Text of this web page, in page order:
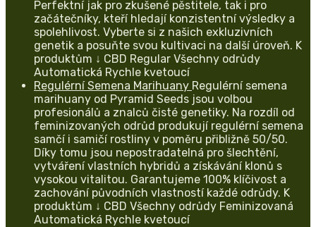
Perfektní jak pro zkušené pěstitele, tak i pro
začátečníky, kteří hledají konzistentní výsledky a
spolehlivost. Vyberte si z našich exkluzivních
genetik a posuňte svou kultivaci na další úroveň. K
produktům ↓ CBD Regular Všechny odrůdy
Automatická Rychle kvetoucí
Regulérní Semena Marihuany Regulérní semena
marihuany od Pyramid Seeds jsou volbou
profesionálů a znalců čisté genetiky. Na rozdíl od
feminizovaných odrůd produkují regulérní semena
samčí i samičí rostliny v poměru přibližně 50/50.
Díky tomu jsou nepostradatelná pro šlechtění,
vytváření vlastních hybridů a získávání klonů s
vysokou vitalitou. Garantujeme 100% klíčivost a
zachování původních vlastností každé odrůdy. K
produktům ↓ CBD Všechny odrůdy Feminizovaná
Automatická Rychle kvetoucí